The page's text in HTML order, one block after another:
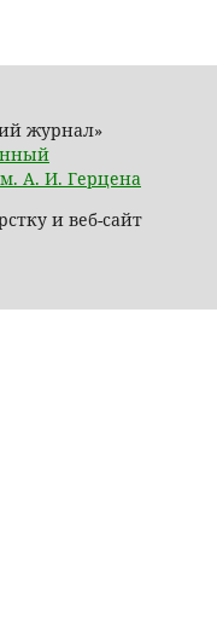
журнал»
А. И. Герцена
и веб-сайт